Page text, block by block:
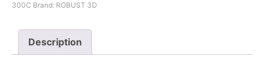
300C Brand: ROBUST 3D
Description